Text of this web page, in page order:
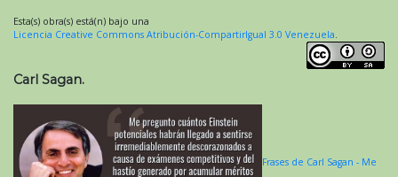
Esta(s) obra(s) está(n) bajo una
Licencia Creative Commons Atribución-CompartirIgual 3.0 Venezuela.
Carl Sagan.
Frases de Carl Sagan - Me